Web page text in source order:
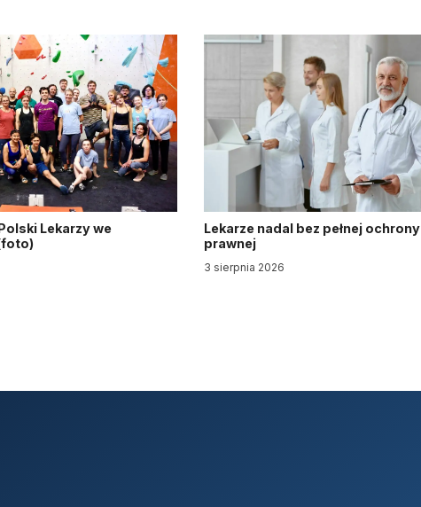
Lekarzy we
Lekarze nadal bez pełnej ochrony
prawnej
3 sierpnia 2026